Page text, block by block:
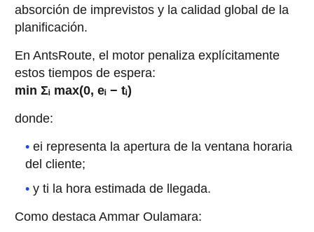
absorción de imprevistos y la calidad global de la
planificación.
En AntsRoute, el motor penaliza explícitamente
estos tiempos de espera:
min Σᵢ max(0, eᵢ − tᵢ)
donde:
ei representa la apertura de la ventana horaria
del cliente;
y ti la hora estimada de llegada.
Como destaca Ammar Oulamara: